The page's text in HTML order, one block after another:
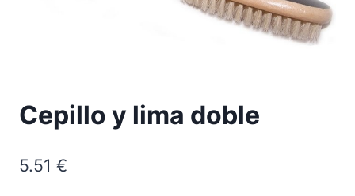
Cepillo y lima doble
5.51 €